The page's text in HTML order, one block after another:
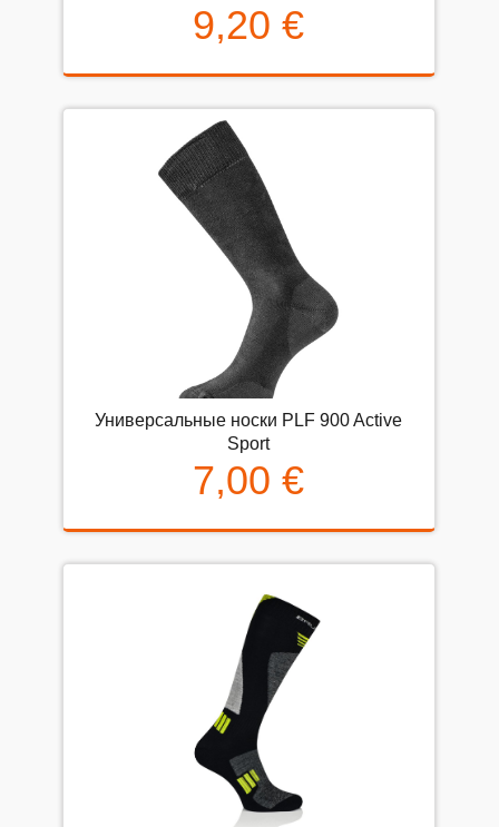
9,20 €
Универсальные носки PLF 900 Active
Sport
7,00 €